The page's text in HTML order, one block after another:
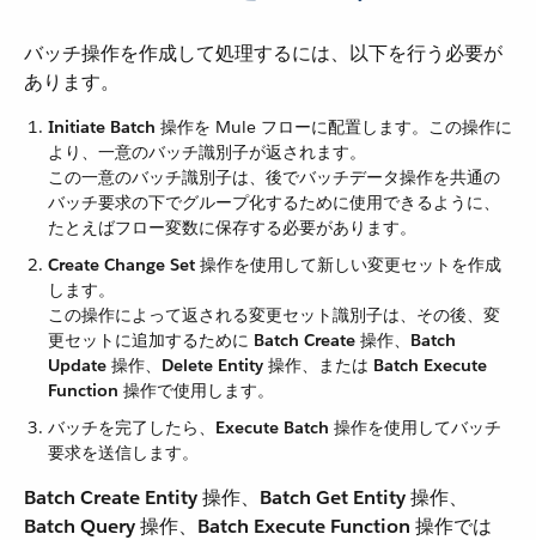
バッチ操作を作成して処理するには、以下を行う必要が
あります。
Initiate Batch ​ 操作を Mule フローに配置します。この操作に
より、一意のバッチ識別子が返されます。
この一意のバッチ識別子は、後でバッチデータ操作を共通の
バッチ要求の下でグループ化するために使用できるように、
たとえばフロー変数に保存する必要があります。
Create Change Set ​ 操作を使用して新しい変更セットを作成
します。
この操作によって返される変更セット識別子は、その後、変
更セットに追加するために ​ Batch Create ​ 操作、​ Batch
Update ​ 操作、​ Delete Entity ​ 操作、または ​ Batch Execute
Function ​ 操作で使用します。
バッチを完了したら、​ Execute Batch ​ 操作を使用してバッチ
要求を送信します。
Batch Create Entity​ 操作、​ Batch Get Entity​ 操作、​
Batch Query​ 操作、​ Batch Execute Function ​ 操作では